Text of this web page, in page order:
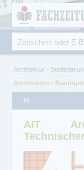
Suche
Sie sind hier
Architektur -
Architekten -
‹‹
AIT
Cookie-